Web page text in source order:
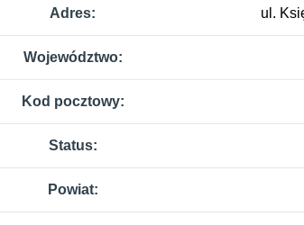
Adres: ul.
Województwo:
Kod pocztowy:
Status:
Powiat: